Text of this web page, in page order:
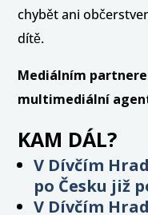
chybět ani
dítě.
Mediálním
multimediální
KAM DÁL?
V Dívčím
po Česku již
V Dívčím